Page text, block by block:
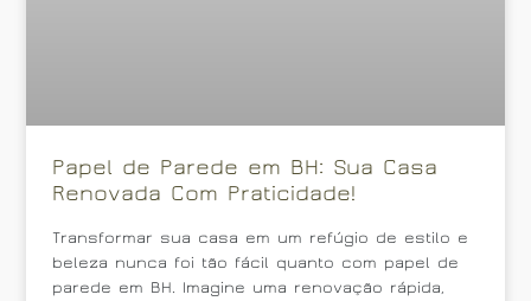
Papel de Parede em BH: Sua Casa
Renovada Com Praticidade!
Transformar sua casa em um refúgio de estilo e
beleza nunca foi tão fácil quanto com papel de
parede em BH. Imagine uma renovação rápida,